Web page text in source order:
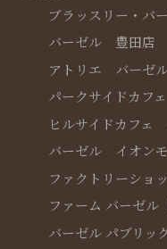
ブラッスリー・バ
バーゼル 豊田店
アトリエ バーゼ
パークサイドカフ
ヒルサイドカフェ
バーゼル イオン
ファクトリーショ
ファーム バーゼル
バーゼル パブリッ